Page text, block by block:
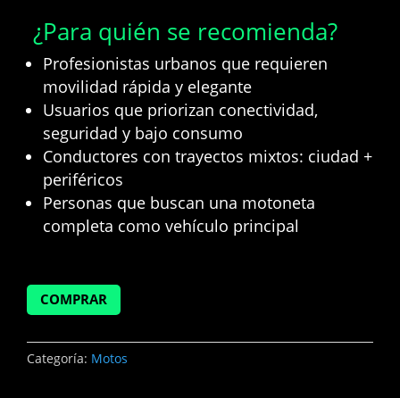
¿Para quién se recomienda?
Profesionistas urbanos que requieren
movilidad rápida y elegante
Usuarios que priorizan conectividad,
seguridad y bajo consumo
Conductores con trayectos mixtos: ciudad +
periféricos
Personas que buscan una motoneta
completa como vehículo principal
COMPRAR
Categoría: Motos